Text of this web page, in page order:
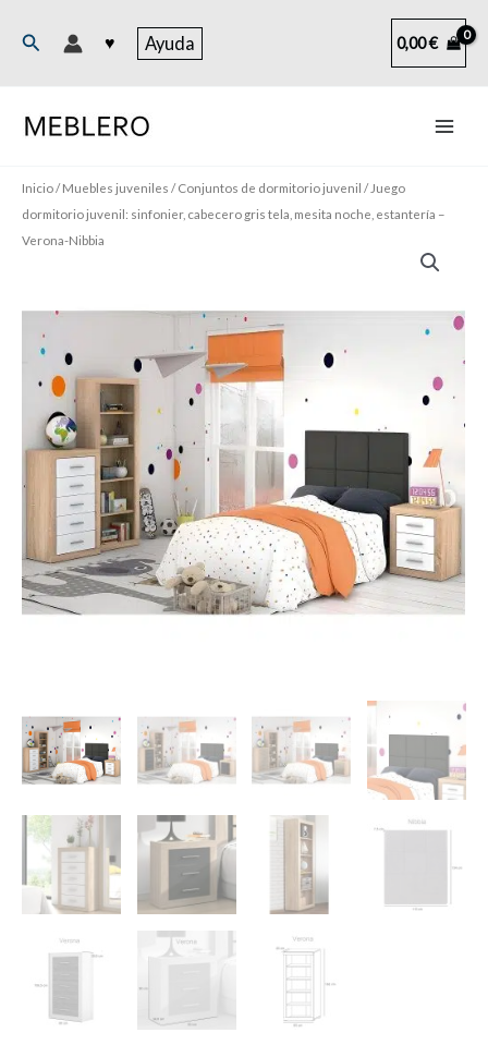
Buscar ♥ Ayuda 0,00€
Inicio/Muebles juveniles /Conjuntos de dormitorio juvenil / Juego
dormitorio juvenil: sinfonier, cabecero gris tela, mesita noche, estantería –
Verona-Nibbia